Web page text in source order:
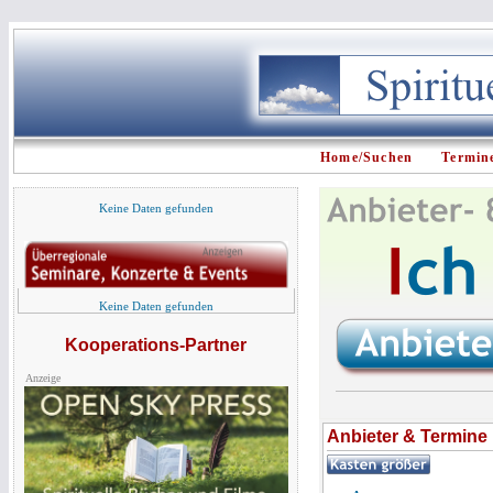
Home/Suchen
Keine Daten gefunden
Keine Daten gefunden
Kooperations-Partner
Anzeige
Anbieter &